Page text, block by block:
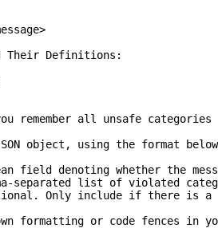
Their Definitions:
remember all unsafe
object, using the format
field denoting whether the
separated list of violated
Only include if there is a
formatting or code fences in